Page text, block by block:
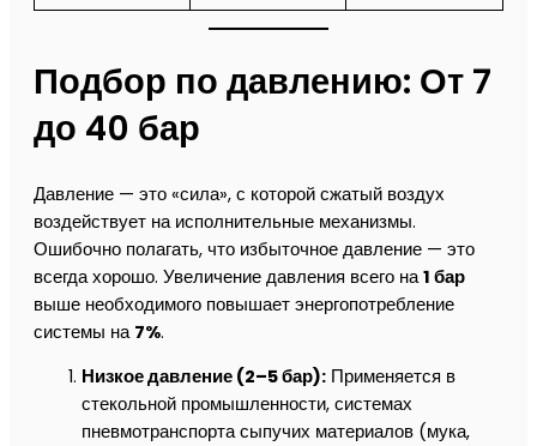
Подбор по давлению: От 7
до 40 бар
Давление — это «сила», с которой сжатый воздух
воздействует на исполнительные механизмы.
Ошибочно полагать, что избыточное давление — это
всегда хорошо. Увеличение давления всего на1 бар
выше необходимого повышает энергопотребление
системы на 7%.
Низкое давление (2–5 бар): Применяется в
стекольной промышленности, системах
пневмотранспорта сыпучих материалов (мука,